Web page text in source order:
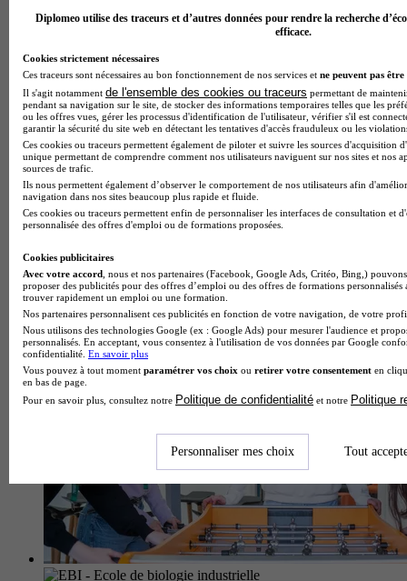
Classes préparatoires aux concours
Voir l’établissement
Diplomeo utilise des traceurs et d’autres données pour rendre la recherche
efficace.
Cookies strictement nécessaires
Ces traceurs sont nécessaires au bon fonctionnement de nos services et ne peuvent pas être
Il s'agit notamment de l'ensemble des cookies ou traceurs permettant de
pendant sa navigation sur le site, de stocker des informations temporaires telles que les
ou les offres vues, gérer les processus d'identification de l'utilisateur, vérifier s'il est
garantir la sécurité du site web en détectant les tentatives d'accès frauduleux ou les
Ces cookies ou traceurs permettent également de piloter et suivre les sources d'acquisition
unique permettant de comprendre comment nos utilisateurs naviguent sur nos sites et nos
sources de trafic.
Ils nous permettent également d’observer le comportement de nos utilisateurs afin
navigation dans nos sites beaucoup plus rapide et fluide.
Ces cookies ou traceurs permettent enfin de personnaliser les interfaces de consultation et
personnalisée des offres d'emploi ou de formations proposées.
Cookies publicitaires
Avec votre accord , nous et nos partenaires (Facebook, Google Ads, Critéo, Bing,)
proposer des publicités pour des offres d’emploi ou des offres de formations
trouver rapidement un emploi ou une formation.
Nos partenaires personnalisent ces publicités en fonction de votre navigation, de votre
Nous utilisons des technologies Google (ex : Google Ads) pour mesurer l'audience et
personnalisés. En acceptant, vous consentez à l'utilisation de vos données par Google
confidentialité. En savoir plus
Vous pouvez à tout moment paramétrer vos choix ou retirer votre consentement en
en bas de page.
Pour en savoir plus, consultez notre Politique de confidentialité et notre Politique
Personnaliser mes choix Tout